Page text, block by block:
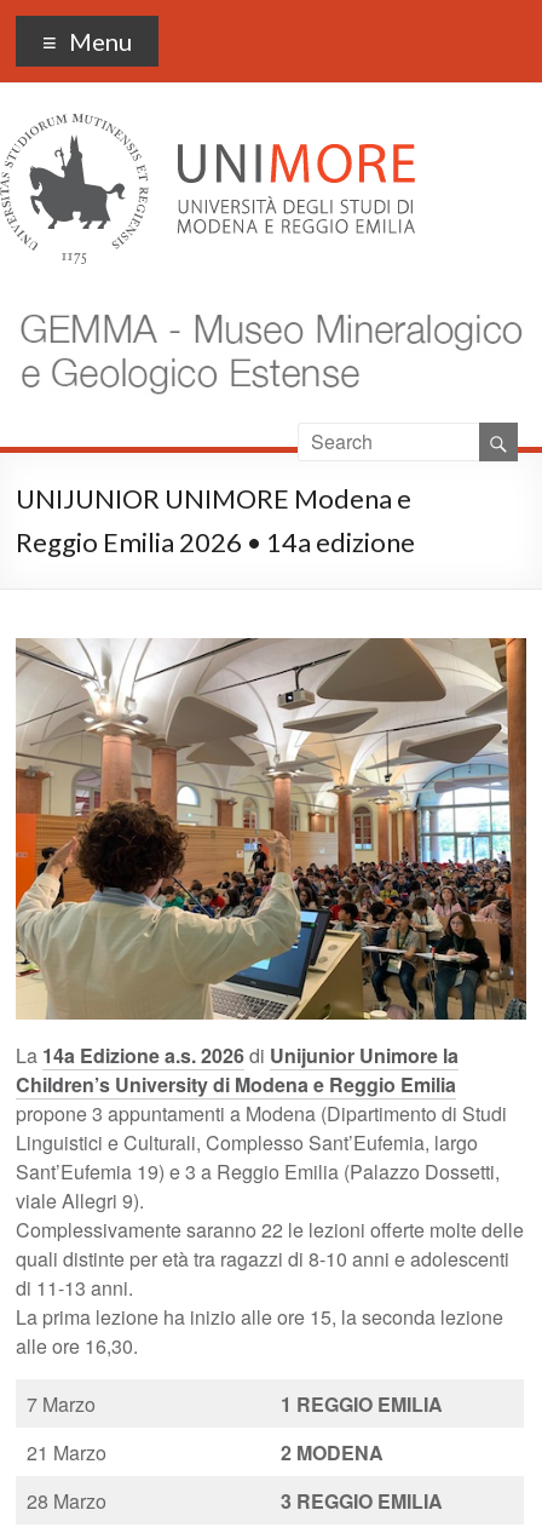
Museo Gemma
Menu
UNIJUNIOR UNIMORE Modena e
Reggio Emilia 2026 • 14a edizione
La 14a Edizione a.s. 2026di Unijunior Unimore la
Children’s University di Modena e Reggio Emilia
propone 3 appuntamenti a Modena (Dipartimento di Studi
Linguistici e Culturali, Complesso Sant’Eufemia, largo
Sant’Eufemia 19) e 3 a Reggio Emilia (Palazzo Dossetti,
viale Allegri 9).
Complessivamente saranno 22 le lezioni offerte molte delle
quali distinte per età tra ragazzi di 8-10 anni e adolescenti
di 11-13 anni.
La prima lezione ha inizio alle ore 15, la seconda lezione
alle ore 16,30.
7 Marzo
1 REGGIO EMILIA
21 Marzo
2 MODENA
28 Marzo
3 REGGIO EMILIA